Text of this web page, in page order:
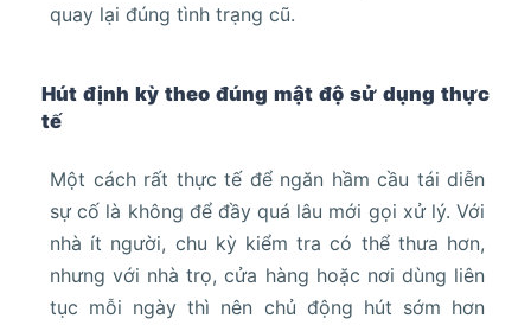
quay lại đúng tình trạng cũ.
Hút định kỳ theo đúng mật độ sử dụng thực
tế
Một cách rất thực tế để ngăn hầm cầu tái diễn
sự cố là không để đầy quá lâu mới gọi xử lý. Với
nhà ít người, chu kỳ kiểm tra có thể thưa hơn,
nhưng với nhà trọ, cửa hàng hoặc nơi dùng liên
tục mỗi ngày thì nên chủ động hút sớm hơn